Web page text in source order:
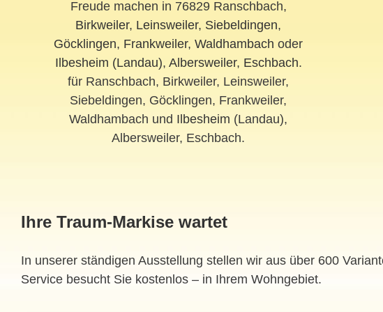
Freude machen in 76829 Ranschbach,
Birkweiler, Leinsweiler, Siebeldingen,
Göcklingen, Frankweiler,Waldhambach oder
Ilbesheim (Landau), Albersweiler, Eschbach.
für Ranschbach, Birkweiler, Leinsweiler,
Siebeldingen, Göcklingen, Frankweiler,
Waldhambach und Ilbesheim (Landau),
Albersweiler, Eschbach.
Ihre Traum-Markise wartet
In unserer ständigen Ausstellung stellen wir aus über 600
Service besucht Sie kostenlos – in Ihrem Wohngebiet.